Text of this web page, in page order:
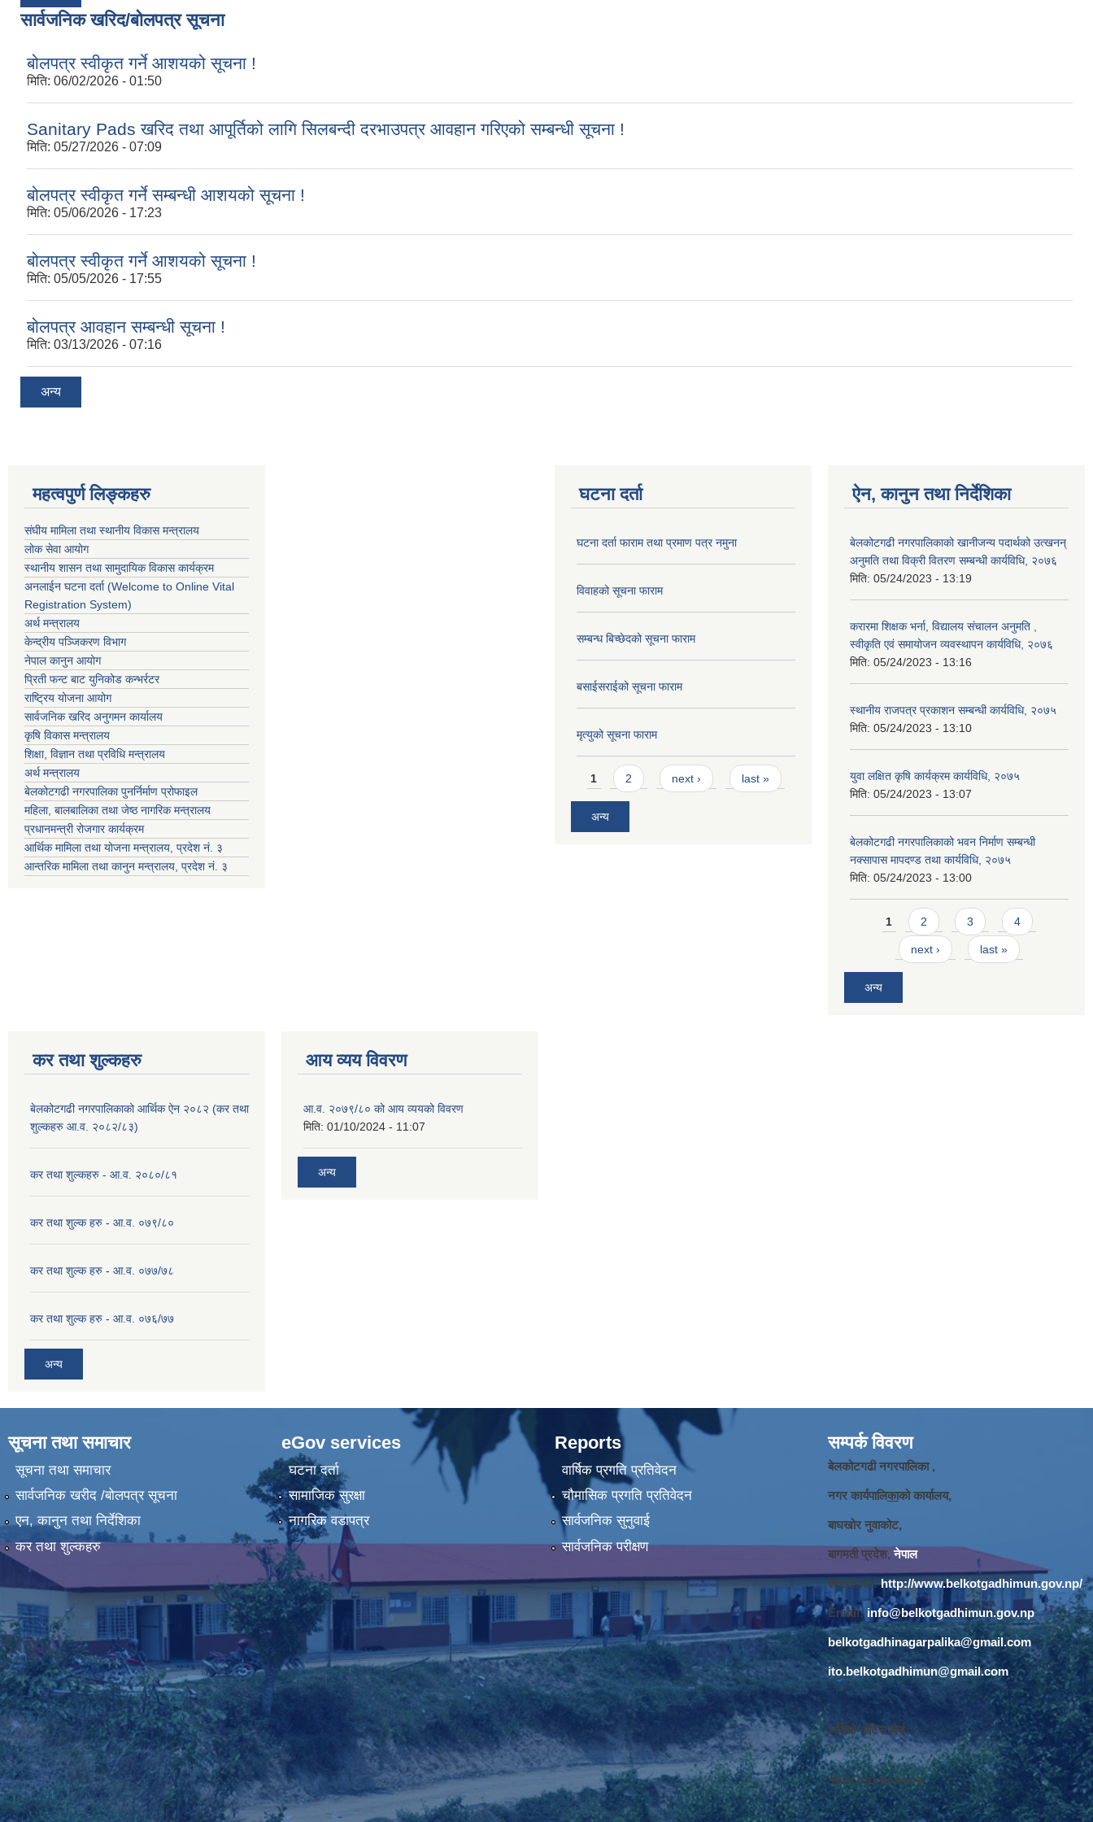
सार्वजनिक खरिद/बोलपत्र सूचना
बोलपत्र स्वीकृत गर्ने आशयको सूचना !
मिति: 06/02/2026 - 01:50
Sanitary Pads खरिद तथा आपूर्तिको लागि सिलबन्दी दरभाउपत्र आवहान गरिएको सम्बन्धी सूचना !
मिति: 05/27/2026 - 07:09
बोलपत्र स्वीकृत गर्ने सम्बन्धी आशयको सूचना !
मिति: 05/06/2026 - 17:23
बोलपत्र स्वीकृत गर्ने आशयको सूचना !
मिति: 05/05/2026 - 17:55
बोलपत्र आवहान सम्बन्धी सूचना !
मिति: 03/13/2026 - 07:16
अन्य
महत्वपुर्ण लिङ्कहरु
संघीय मामिला तथा स्थानीय विकास मन्त्रालय
लोक सेवा आयोग
स्थानीय शासन तथा सामुदायिक विकास कार्यक्रम
अनलाईन घटना दर्ता (Welcome to Online Vital
Registration System)
अर्थ मन्त्रालय
केन्द्रीय पञ्जिकरण विभाग
नेपाल कानुन आयोग
प्रिती फन्ट बाट युनिकोड कन्भर्रटर
राष्ट्रिय योजना आयोग
सार्वजनिक खरिद अनुगमन कार्यालय
कृषि विकास मन्त्रालय
शिक्षा, विज्ञान तथा प्रविधि मन्त्रालय
अर्थ मन्त्रालय
बेलकोटगढी नगरपालिका पुनर्निर्माण प्रोफाइल
महिला, बालबालिका तथा जेष्ठ नागरिक मन्त्रालय
प्रधानमन्त्री रोजगार कार्यक्रम
आर्थिक मामिला तथा योजना मन्त्रालय, प्रदेश नं. ३
आन्तरिक मामिला तथा कानुन मन्त्रालय, प्रदेश नं. ३
घटना दर्ता
घटना दर्ता फाराम तथा प्रमाण पत्र नमुना
विवाहको सूचना फाराम
सम्बन्ध बिच्छेदको सूचना फाराम
बसाईसराईको सूचना फाराम
मृत्युको सूचना फाराम
Pages
1 2 next › last »
अन्य
ऐन, कानुन तथा निर्देशिका
बेलकोटगढी नगरपालिकाको खानीजन्य पदार्थको उत्खनन्
अनुमति तथा विक्री वितरण सम्बन्धी कार्यविधि, २०७६
मिति: 05/24/2023 - 13:19
करारमा शिक्षक भर्ना, विद्यालय संचालन अनुमति ,
स्वीकृति एवं समायोजन व्यवस्थापन कार्यविधि, २०७६
मिति: 05/24/2023 - 13:16
स्थानीय राजपत्र प्रकाशन सम्बन्धी कार्यविधि, २०७५
मिति: 05/24/2023 - 13:10
युवा लक्षित कृषि कार्यक्रम कार्यविधि, २०७५
मिति: 05/24/2023 - 13:07
बेलकोटगढी नगरपालिकाको भवन निर्माण सम्बन्धी
नक्सापास मापदण्ड तथा कार्यविधि, २०७५
मिति: 05/24/2023 - 13:00
Pages
1 2 3 4
next › last »
अन्य
कर तथा शुल्कहरु
बेलकोटगढी नगरपालिकाको आर्थिक ऐन २०८२ (कर तथा
शुल्कहरु आ.व. २०८२/८३)
कर तथा शुल्कहरु - आ.व. २०८०/८१
कर तथा शुल्क हरु - आ.व. ०७९/८०
कर तथा शुल्क हरु - आ.व. ०७७/७८
कर तथा शुल्क हरु - आ.व. ०७६/७७
अन्य
आय व्यय विवरण
आ.व. २०७९/८० को आय व्ययको विवरण
मिति: 01/10/2024 - 11:07
अन्य
सूचना तथा समाचार
सूचना तथा समाचार
सार्वजनिक खरीद /बोलपत्र सूचना
एन, कानुन तथा निर्देशिका
कर तथा शुल्कहरु
eGov services
घटना दर्ता
सामाजिक सुरक्षा
नागरिक वडापत्र
Reports
वार्षिक प्रगति प्रतिवेदन
चौमासिक प्रगति प्रतिवेदन
सार्वजनिक सुनुवाई
सार्वजनिक परीक्षण
सम्पर्क विवरण
बेलकोटगढी नगरपालिका ,
नगर कार्यपालिकाको कार्यालय,
बाघखोर नुवाकोट,
बागमती प्रदेश, नेपाल
Website:http://www.belkotgadhimun.gov.np/
Email: info@belkotgadhimun.gov.np
belkotgadhinagarpalika@gmail.com
ito.belkotgadhimun@gmail.com
अडियो नोटिस बोर्ड :
१६१८०७०७०१००३